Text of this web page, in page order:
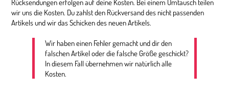
Rücksendungen erfolgen auf deine Kosten. Bei einem Umtausch teilen
wir uns die Kosten. Du zahlst den Rückversand des nicht passenden
Artikels und wir das Schicken des neuen Artikels.
Wir haben einen Fehler gemacht und dir den
falschen Artikel oder die falsche Größe geschickt?
In diesem Fall übernehmen wir natürlich alle
Kosten.